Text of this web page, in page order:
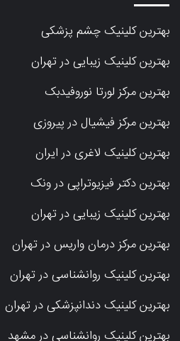
بهترین کلینیک چشم پزشکی
بهترین کلینیک زیبایی در تهران
بهترین مرکز لورتا نوروفیدبک
بهترین مرکز فیشیال در پیروزی
بهترین کلینیک لاغری در ایران
بهترین دکتر فیزیوتراپی در ونک
بهترین کلینیک زیبایی در تهران
بهترین مرکز درمان واریس در تهران
بهترین کلینیک روانشناسی در تهران
بهترین کلینیک دندانپزشکی در تهران
بهترین کلینیک روانشناسی در مشهد